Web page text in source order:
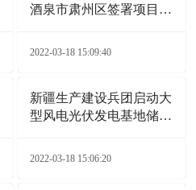
酒泉市肃州区签署项目合
2022-03-18 15:09:40
新疆生产建设兵团启动大
型风电光伏发电基地储备
2022-03-18 15:06:20